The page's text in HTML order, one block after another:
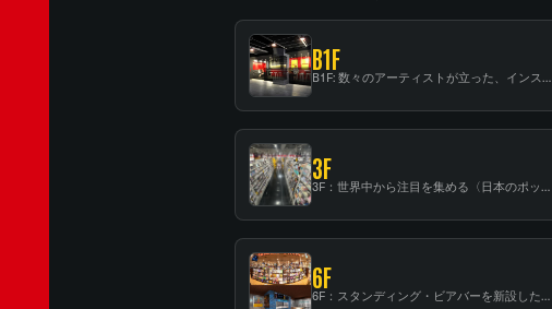
B1F
B1F: 数々のアーティストが立った、インストアイベントの聖地！
3F
3F：世界中から注目を集める〈日本のポップカルチャー〉の発信基地！
6F
6F：スタンディング・ビアバーを新設した日本最大規模のレコード専門フロア！